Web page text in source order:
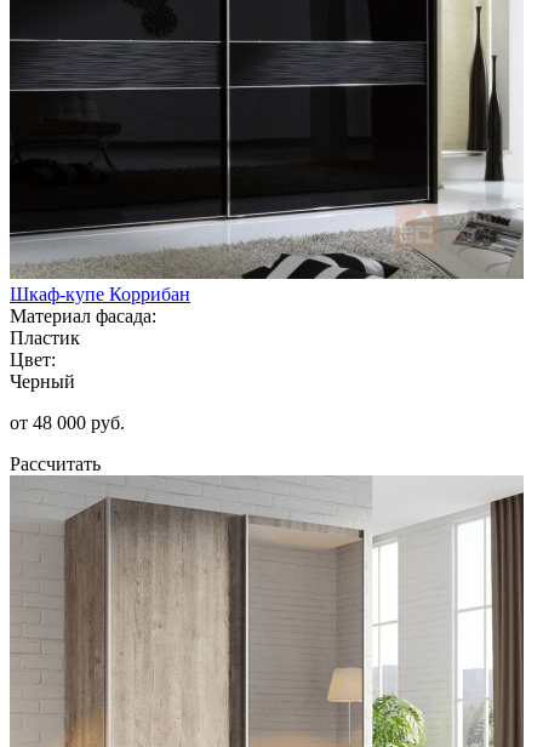
Шкаф-купе Коррибан
Материал фасада:
Пластик
Цвет:
Черный
от 48 000 руб.
Рассчитать